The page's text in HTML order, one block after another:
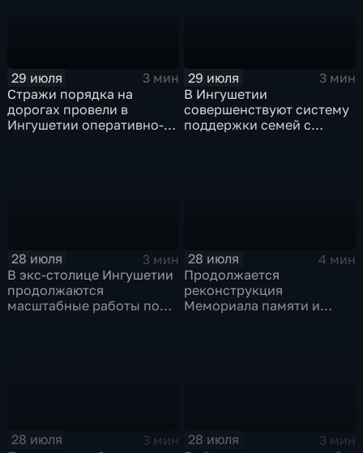
29 июля
3 мин
Стражи порядка на
дорогах провели в
Ингушетии оперативно-
29 июля
3 мин
В Ингушетии
совершенствуют систему
поддержки семей с
28 июля
3 мин
В экс-столице Ингушетии
продолжаются
масштабные работы по
28 июля
4 мин
Продолжается
реконструкция
Мемориала памяти и
28 июля
3 мин
28 июля
3 мин